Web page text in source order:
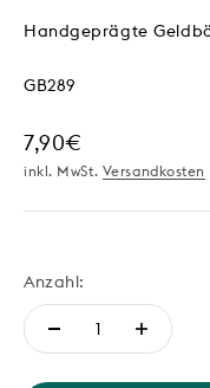
Handgeprägte
GB289
Angebot
7,90€
inkl. MwSt. Versandkosten
Anzahl: